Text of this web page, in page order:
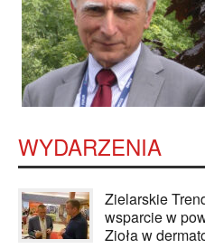
WYDARZENIA
Zielarskie
wsparcie w
Zioła w